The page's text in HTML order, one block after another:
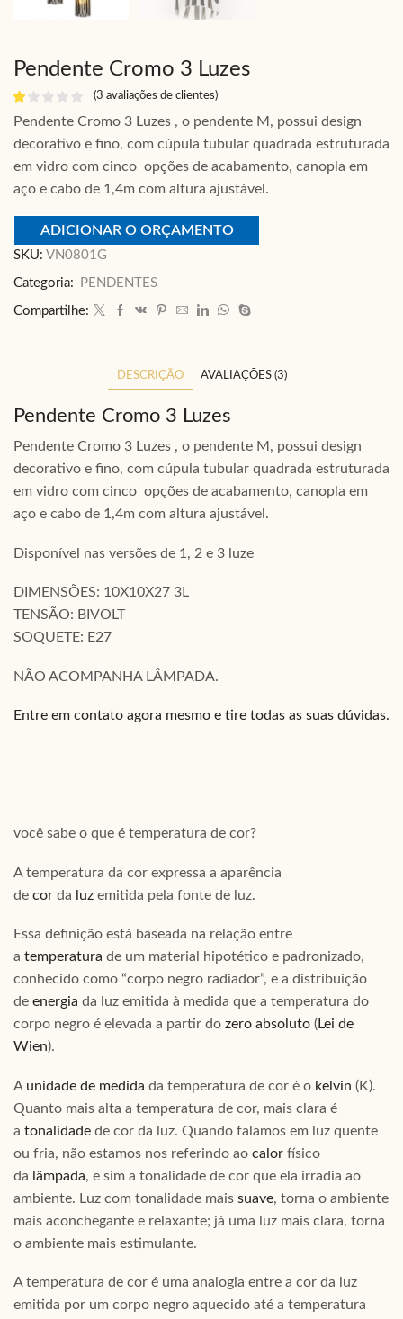
Pendente Cromo 3 Luzes
(3 avaliações de clientes)
Pendente Cromo 3 Luzes , o pendente M, possui design
decorativo e fino, com cúpula tubular quadrada estruturada
em vidro com cinco opções de acabamento, canopla em
aço e cabo de 1,4m com altura ajustável.
ADICIONAR O ORÇAMENTO
SKU: VN0801G
Categoria: PENDENTES
Compartilhe:
DESCRIÇÃO AVALIAÇÕES (3)
Pendente Cromo 3 Luzes
Pendente Cromo 3 Luzes , o pendente M, possui design
decorativo e fino, com cúpula tubular quadrada estruturada
em vidro com cinco opções de acabamento, canopla em
aço e cabo de 1,4m com altura ajustável.
Disponível nas versões de 1, 2 e 3 luze
DIMENSÕES: 10X10X27 3L
TENSÃO: BIVOLT
SOQUETE: E27
NÃO ACOMPANHA LÂMPADA.
Entre em contato agora mesmo e tire todas as suas dúvidas.
você sabe o que é temperatura de cor?
A temperatura da cor expressa a aparência
de cor da luz emitida pela fonte de luz.
Essa definição está baseada na relação entre
a temperatura de um material hipotético e padronizado,
conhecido como “corpo negro radiador”, e a distribuição
de energia da luz emitida à medida que a temperatura do
corpo negro é elevada a partir do zero absoluto (Lei de
Wien).
A unidade de medida da temperatura de cor é o kelvin (K).
Quanto mais alta a temperatura de cor, mais clara é
a tonalidade de cor da luz. Quando falamos em luz quente
ou fria, não estamos nos referindo ao calor físico
da lâmpada, e sim a tonalidade de cor que ela irradia ao
ambiente. Luz com tonalidade mais suave, torna o ambiente
mais aconchegante e relaxante; já uma luz mais clara, torna
o ambiente mais estimulante.
A temperatura de cor é uma analogia entre a cor da luz
emitida por um corpo negro aquecido até a temperatura